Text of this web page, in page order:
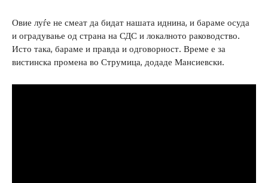
Овие луѓе не смеат да бидат нашата иднина, и бараме осуда
и оградување од страна на СДС и локалното раководство.
Исто така, бараме и правда и одговорност. Време е за
вистинска промена во Струмица, додаде Мансиевски.